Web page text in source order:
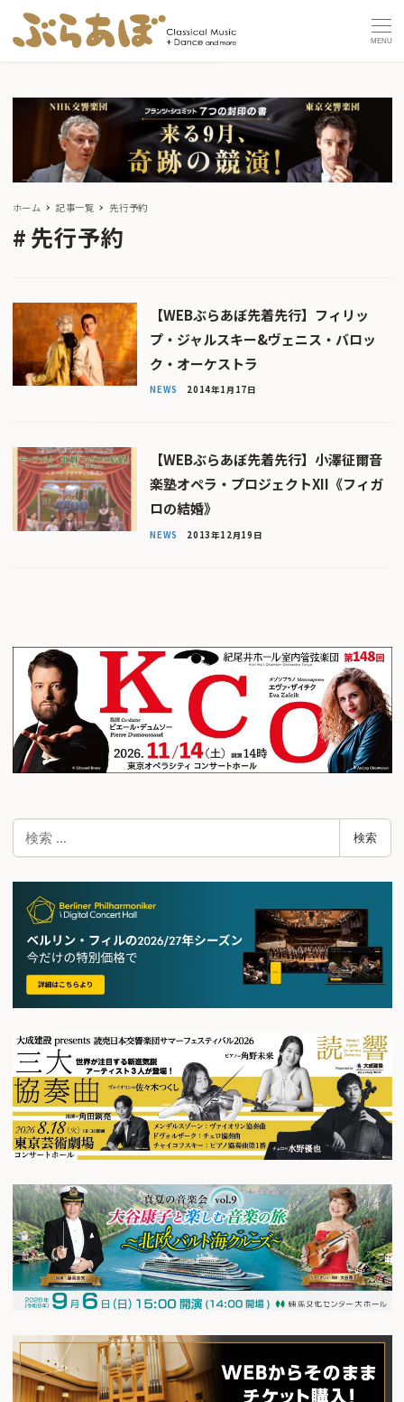
MENU
ホーム 記事一覧 先行予約
先行予約
【WEBぶらあぼ先着先行】フィリッ
プ・ジャルスキー&ヴェニス・バロッ
ク・オーケストラ
NEWS 2014年1月17日
【WEBぶらあぼ先着先行】小澤征爾音
楽塾オペラ・プロジェクトXII《フィガ
ロの結婚》
NEWS 2013年12月19日
検索